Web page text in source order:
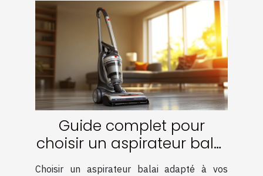
Guide complet pour
choisir un aspirateur balai
adapté à vos besoins
Choisir un aspirateur balai adapté à vos